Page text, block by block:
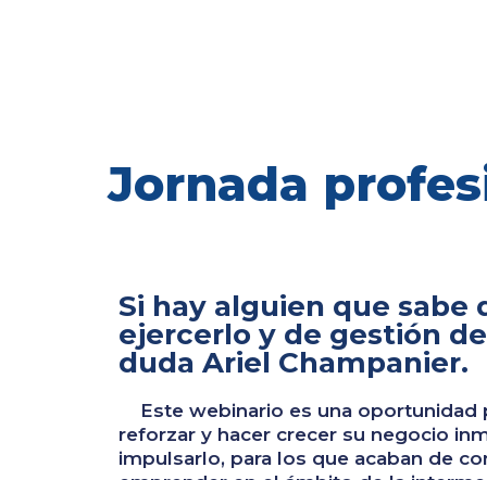
Jornada
Si hay alguien que sabe
ejercerlo y de gestión
duda Ariel Champanier.
Este webinario es una oportunidad
reforzar y hacer crecer su negocio
impulsarlo, para los que acaban de